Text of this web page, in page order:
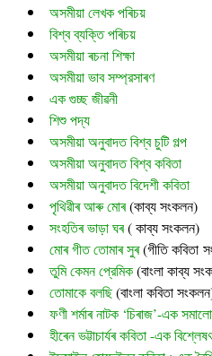
অসমীয়া লেখক পৰিচয়
বিশ্ব ব্যক্তি পৰিচয়
অসমীয়া ৰচনা শিক্ষা
অসমীয়া ভাব সম্প্রসাৰণ
এক গুচ্ছ জীৱনী
শিশু পদ্য
অসমীয়া অনুবাদত বিশ্ব চুটি গল্প
অসমীয়া অনুবাদত বিশ্ব কবিতা
অসমীয়া অনুবাদত বিদেশী কবিতা
পৃথিৱীৰ আৰু মোৰ (কাব্য সংকলন)
সংহতিৰ ভাড়া ঘৰ ( কাব্য সংকলন)
মোৰ গীত তোমাৰ সুৰ (গীতি কবিতা
তুমি কেমন প্রেমিক (বাংলা কাব্য
তোমাকে বলছি (বাংলা কবিতা
ফণী শৰ্মাৰ নাটক ‘চিৰাজ’-এক
হীৰেন ভট্টাচাৰ্যৰ কবিতা -এক